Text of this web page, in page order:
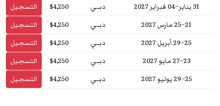
31 يناير–04 فبراير 2027
دبــي $4,250
التسجيل
21–25 مارس 2027
دبــي $4,250
التسجيل
25–29 أبريل 2027
دبــي $4,250
التسجيل
23–27 مايو 2027
دبــي $4,250
التسجيل
25–29 يوليو 2027
دبــي $4,250 التسجيل